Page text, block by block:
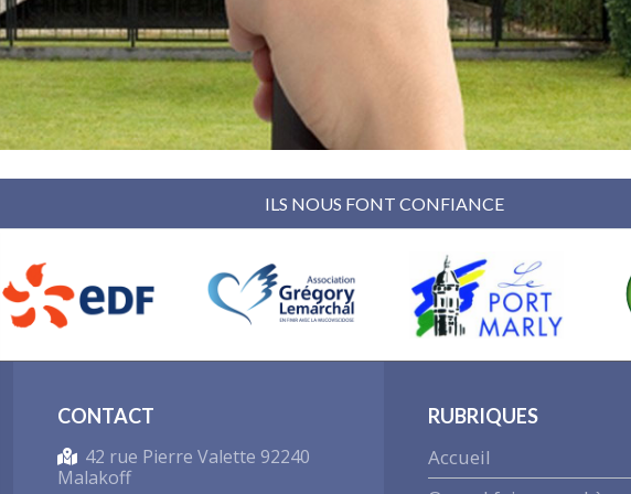
ILS NOUS FONT CONFIANCE
CONTACT
42 rue Pierre Valette 92240
Malakoff
RUBRIQUES
Accueil